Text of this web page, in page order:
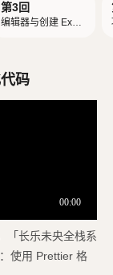
第3回
编辑器与创建 Expr
码
「长乐未央全栈系
使用 Prettier 格